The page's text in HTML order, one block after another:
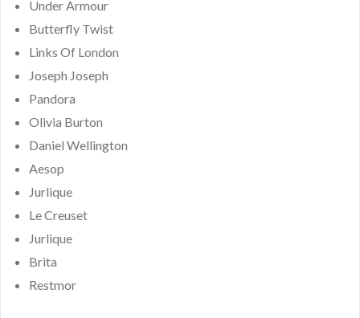
Under Armour
Butterfly Twist
Links Of London
Joseph Joseph
Pandora
Olivia Burton
Daniel Wellington
Aesop
Jurlique
Le Creuset
Jurlique
Brita
Restmor